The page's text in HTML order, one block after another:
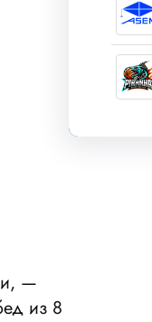
—
из 8